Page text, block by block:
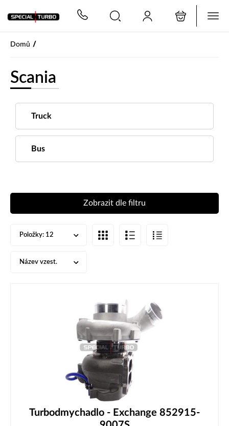
Domů /
Scania
Truck
Bus
Zobrazit dle filtru
Položky: 12
Název vzest.
Turbodmychadlo - Exchange 852915-